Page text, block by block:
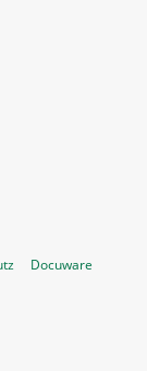
Docuware